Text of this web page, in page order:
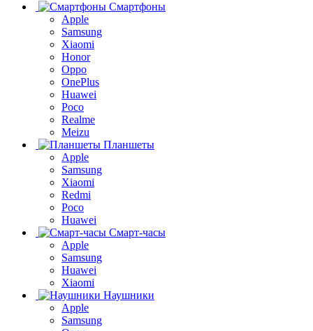
Смартфоны
Apple
Samsung
Xiaomi
Honor
Oppo
OnePlus
Huawei
Poco
Realme
Meizu
Планшеты
Apple
Samsung
Xiaomi
Redmi
Poco
Huawei
Смарт-часы
Apple
Samsung
Huawei
Xiaomi
Наушники
Apple
Samsung